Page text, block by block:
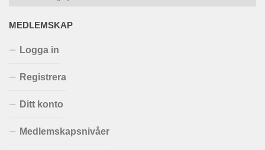
MEDLEMSKAP
Logga in
Registrera
Ditt konto
Medlemskapsnivåer